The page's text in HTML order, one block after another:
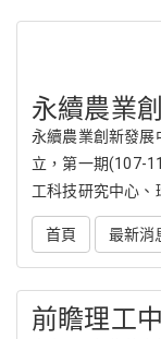
永續農業
永續農業創新發展
立，第一期(107-
工科技研究中心、
密製程中心、大數
心之人力設施等
學、理學、人文藝
永續發展之新未來
首頁 最新消
前瞻理工